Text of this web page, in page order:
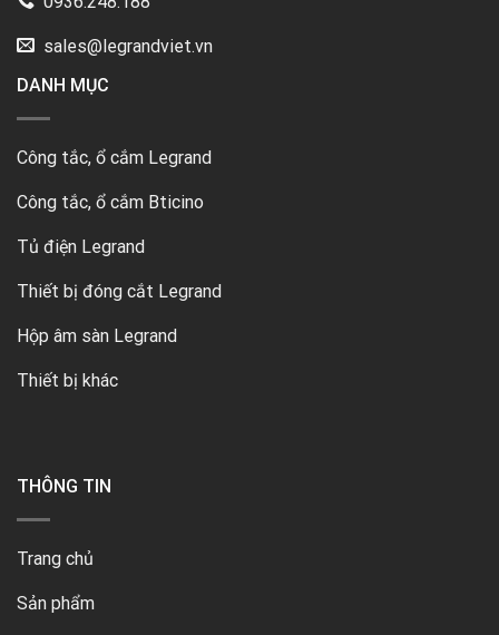
sales@legrandviet.vn
DANH MỤC
Công tắc, ổ cắm Legrand
Công tắc, ổ cắm Bticino
Tủ điện Legrand
Thiết bị đóng cắt Legrand
Hộp âm sàn Legrand
Thiết bị khác
THÔNG TIN
Trang chủ
Sản phẩm